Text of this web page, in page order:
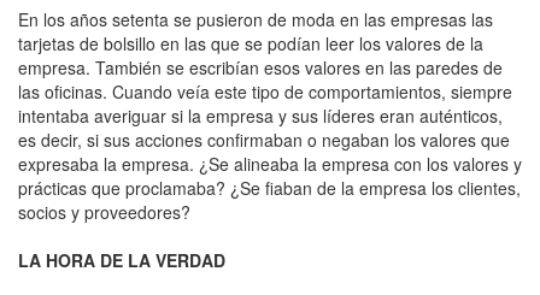
En los años setenta se pusieron de moda en las empresas las
tarjetas de bolsillo en las que se podían leer los valores de la
empresa. También se escribían esos valores en las paredes de
las oficinas. Cuando veía este tipo de comportamientos, siempre
intentaba averiguar si la empresa y sus líderes eran auténticos,
es decir, si sus acciones confirmaban o negaban los valores que
expresaba la empresa. ¿Se alineaba la empresa con los valores y
prácticas que proclamaba? ¿Se fiaban de la empresa los clientes,
socios y proveedores?
LA HORA DE LA VERDAD